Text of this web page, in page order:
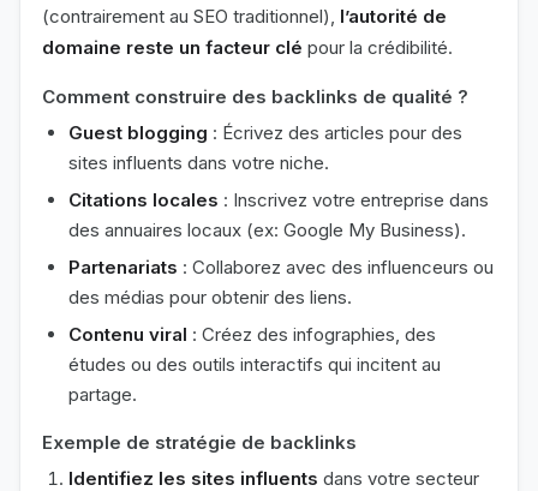
(contrairement au SEO traditionnel), l’autorité de
domaine reste un facteur clé pour la crédibilité.
Comment construire des backlinks de qualité ?
Guest blogging : Écrivez des articles pour des
sites influents dans votre niche.
Citations locales : Inscrivez votre entreprise dans
des annuaires locaux (ex: Google My Business).
Partenariats : Collaborez avec des influenceurs ou
des médias pour obtenir des liens.
Contenu viral : Créez des infographies, des
études ou des outils interactifs qui incitent au
partage.
Exemple de stratégie de backlinks
Identifiez les sites influents dans votre secteur